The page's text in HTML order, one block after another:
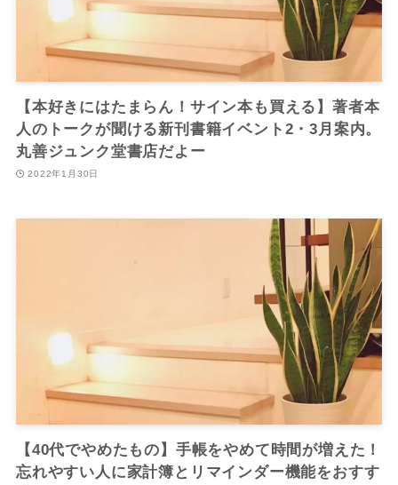
【本好きにはたまらん！サイン本も買える】著者本
人のトークが聞ける新刊書籍イベント2・3月案内。
丸善ジュンク堂書店だよー
2022年1月30日
【40代でやめたもの】手帳をやめて時間が増えた！
忘れやすい人に家計簿とリマインダー機能をおすす